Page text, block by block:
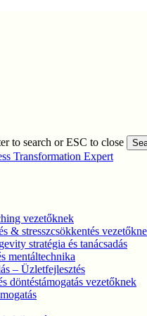
to search or ESC to close
vezetőknek
& stresszcsökkentés
stratégia és tanácsadás
mentáltechnika
– Üzletfejlesztés
döntéstámogatás vezetőknek